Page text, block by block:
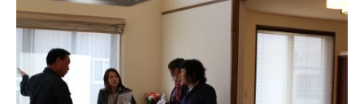
モデルハウス
上越スタジオ